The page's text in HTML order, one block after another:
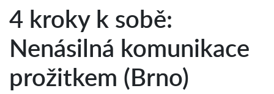
4 kroky k sobě:
Nenásilná komunikace
prožitkem (Brno)